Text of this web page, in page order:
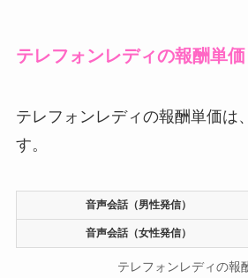
テレフォンレディの報酬単価
テレフォンレディの報酬単価は
す。
音声会話（男性発信）
音声会話（女性発信）
テレフォンレディの報